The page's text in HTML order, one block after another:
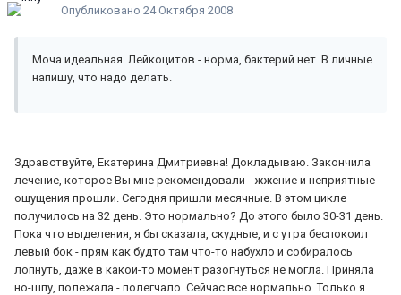
Опубликовано 24 Октября 2008
Моча идеальная. Лейкоцитов - норма, бактерий нет. В личные
напишу, что надо делать.
Здравствуйте, Екатерина Дмитриевна! Докладываю. Закончила
лечение, которое Вы мне рекомендовали - жжение и неприятные
ощущения прошли. Сегодня пришли месячные. В этом цикле
получилось на 32 день. Это нормально? До этого было 30-31 день.
Пока что выделения, я бы сказала, скудные, и с утра беспокоил
левый бок - прям как будто там что-то набухло и собиралось
лопнуть, даже в какой-то момент разогнуться не могла. Приняла
но-шпу, полежала - полегчало. Сейчас все нормально. Только я